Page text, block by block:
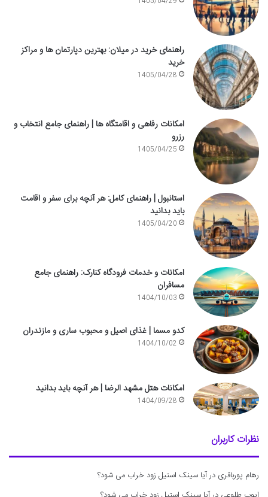
راهنمای خرید در میلان: بهترین دپارتمان ها و مراکز
خرید
1405/04/28
امکانات رفاهی و اقامتگاه ها | راهنمای جامع انتخاب و
رزرو
1405/04/25
استانبول | راهنمای کامل: هر آنچه برای سفر و اقامت
باید بدانید
1405/04/20
امکانات و خدمات فرودگاه کنارک: راهنمای جامع
مسافران
1404/10/03
کدو مسما | غذای اصیل و محبوب ساری و مازندران
1404/10/02
امکانات هتل مشهد الرضا | هر آنچه باید بدانید
1404/09/28
نظرات کاربران
رهام پورباقری درآیا سینک استیل زود خراب می شود؟